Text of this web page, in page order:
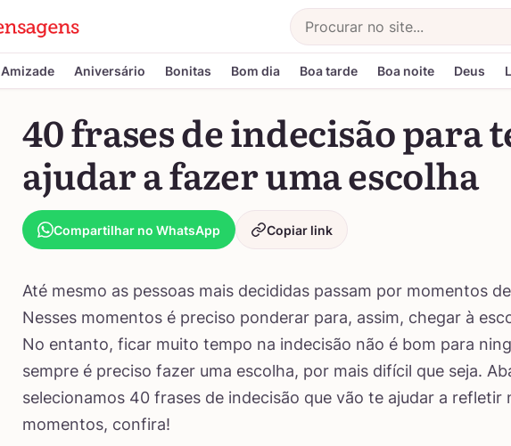
Buscar
Amizade Aniversário Bonitas Bom dia Boa tarde Boa noite Deus
40 frases de indecisão para
ajudar a fazer uma escolha
Compartilhar no WhatsApp Copiar link
Até mesmo as pessoas mais decididas passam por momentos
Nesses momentos é preciso ponderar para, assim, chegar à
No entanto, ficar muito tempo na indecisão não é bom para
sempre é preciso fazer uma escolha, por mais difícil que seja.
selecionamos 40 frases de indecisão que vão te ajudar a refletir
momentos, confira!